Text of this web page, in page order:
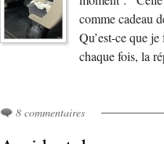
comme cadeau
Qu’est-ce que
chaque fois, la
8 commentaires